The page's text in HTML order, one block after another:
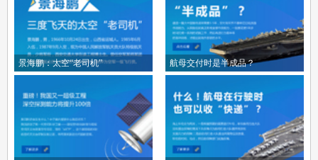
景海鹏：太空“老司机” 航母交付时是半成品？